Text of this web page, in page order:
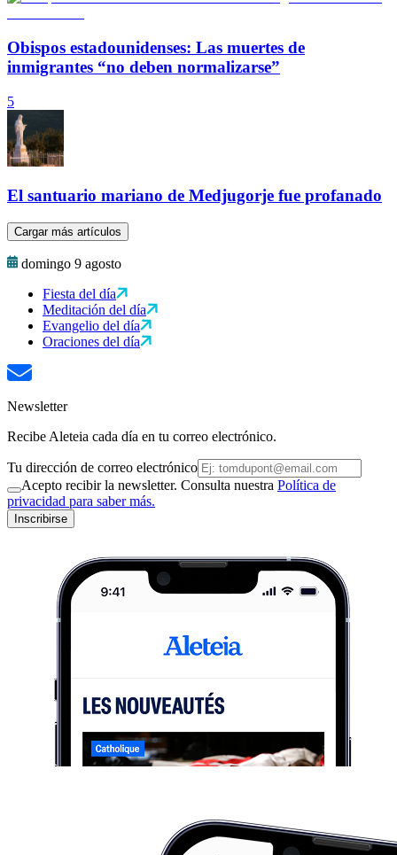
Obispos estadounidenses: Las muertes de
inmigrantes “no deben normalizarse”
5
El santuario mariano de Medjugorje fue profanado
Cargar más artículos
domingo 9 agosto
Fiesta del día
Meditación del día
Evangelio del día
Oraciones del día
Newsletter
Recibe Aleteia cada día en tu correo electrónico.
Tu dirección de correo electrónico
Acepto recibir la newsletter. Consulta nuestra Política de
privacidad para saber más.
Inscribirse